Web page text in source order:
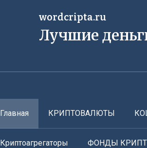
wordcripta.ru
Лучшие
Главная КРИПТОВАЛЮТЫ
Криптоагрегаторы ФОНДЫ